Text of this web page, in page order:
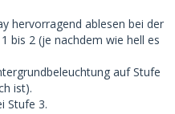
hervorragend ablesen bei der
bis 2 (je nachdem wie hell es
auf Stufe
ist).
Stufe 3.